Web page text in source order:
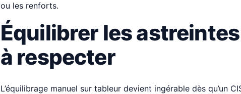
ou les renforts.
Équilibrer les
à respecter
L’équilibrage manuel sur tableur devient ingérable dès qu’un